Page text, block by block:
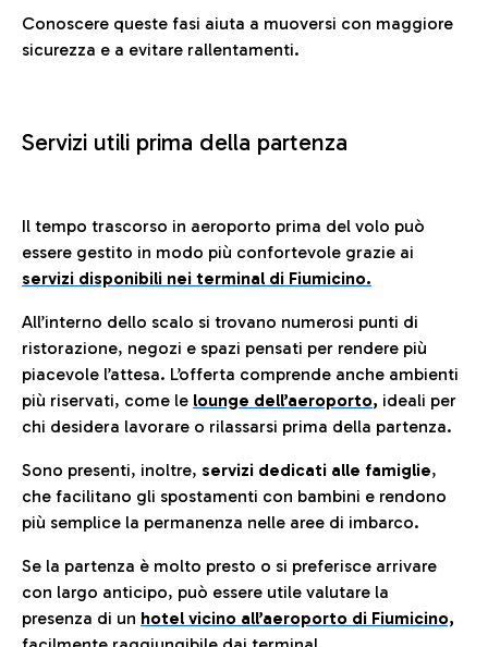
Conoscere queste fasi aiuta a muoversi con maggiore
sicurezza e a evitare rallentamenti.
Servizi utili prima della partenza
Il tempo trascorso in aeroporto prima del volo può
essere gestito in modo più confortevole grazie ai
servizi disponibili nei terminal di Fiumicino.
All’interno dello scalo si trovano numerosi punti di
ristorazione, negozi e spazi pensati per rendere più
piacevole l’attesa. L’offerta comprende anche ambienti
più riservati, come le lounge dell’aeroporto, ideali per
chi desidera lavorare o rilassarsi prima della partenza.
Sono presenti, inoltre, servizi dedicati alle famiglie,
che facilitano gli spostamenti con bambini e rendono
più semplice la permanenza nelle aree di imbarco.
Se la partenza è molto presto o si preferisce arrivare
con largo anticipo, può essere utile valutare la
presenza di un hotel vicino all’aeroporto di Fiumicino,